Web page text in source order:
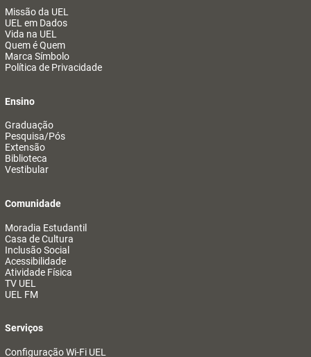
Missão da UEL
UEL em Dados
Vida na UEL
Quem é Quem
Marca Símbolo
Política de Privacidade
Ensino
Graduação
Pesquisa/Pós
Extensão
Biblioteca
Vestibular
Comunidade
Moradia Estudantil
Casa de Cultura
Inclusão Social
Acessibilidade
Atividade Física
TV UEL
UEL FM
Serviços
Configuração Wi-Fi UEL